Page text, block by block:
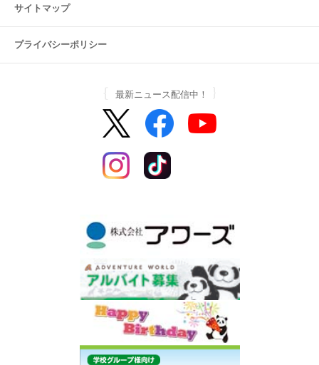
サイトマップ
プライバシーポリシー
最新ニュース配信中！